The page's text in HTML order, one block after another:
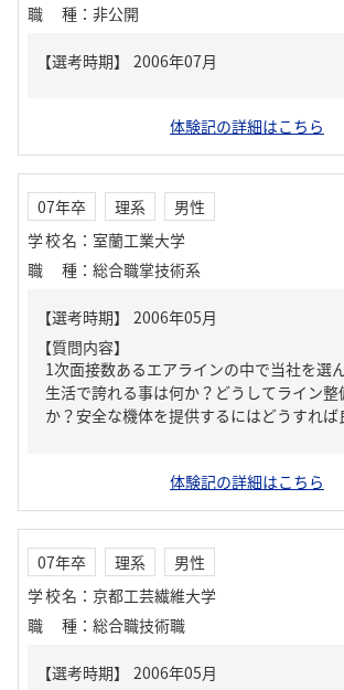
職種 ： 非公開
体験記の詳細はこちら
07年卒 理系
男性
学校名 ： 室蘭工業大学
職種 ： 総合職掌技術系
【質問内容】
1次面接数あるエアラインの中で当社を選
生活で誇れる事は何か？どうしてライン整
か？安全な機体を提供するにはどうすれ
体験記の詳細はこちら
07年卒 理系
男性
学校名 ： 京都工芸繊維大学
職種 ： 総合職技術職